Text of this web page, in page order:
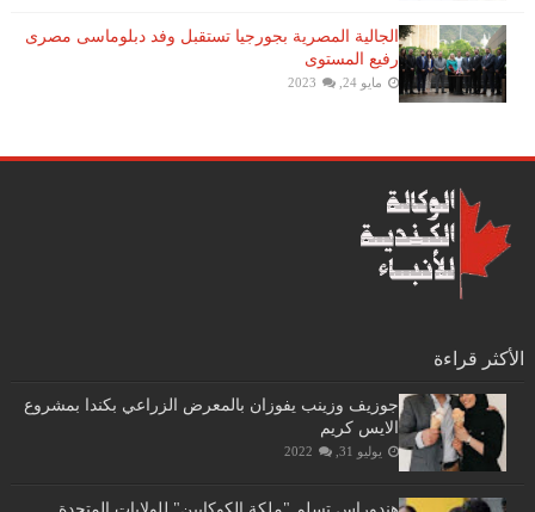
الجالية المصرية بجورجيا تستقبل وفد دبلوماسى مصرى
رفيع المستوى
مايو 24, 2023
الأكثر قراءة
جوزيف وزينب يفوزان بالمعرض الزراعي بكندا بمشروع
الايس كريم
يوليو 31, 2022